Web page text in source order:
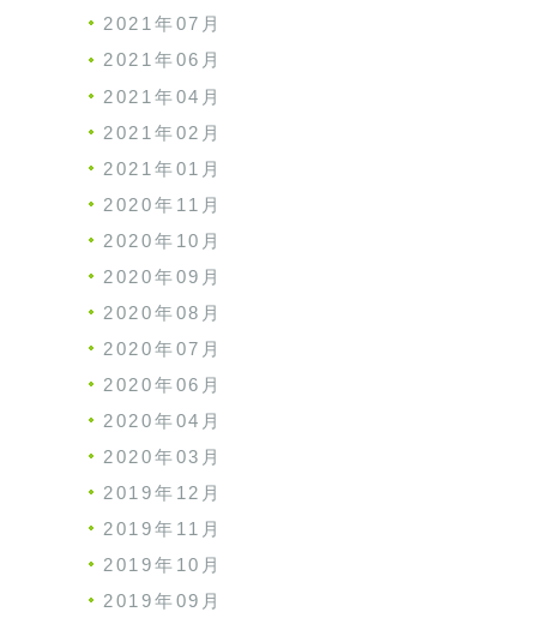
2021年07月
2021年06月
2021年04月
2021年02月
2021年01月
2020年11月
2020年10月
2020年09月
2020年08月
2020年07月
2020年06月
2020年04月
2020年03月
2019年12月
2019年11月
2019年10月
2019年09月